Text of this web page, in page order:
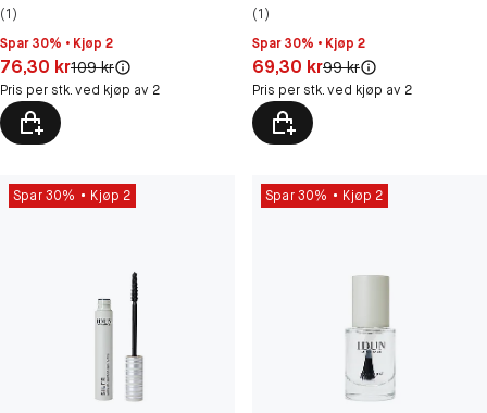
(1)
Spar 30% • Kjøp 2
Pris: 76,30 kr
76,30 krOriginal pris:
109 kr
Pris per stk. ved kjøp av 2
(1)
Spar 30% • Kjøp 2
Pris: 69,30 kr
69,30 krOriginal pris:
99 kr
Pris per stk. ved kjøp av 2
Spar 30% Kjøp 2 Spar 30% Kjøp 2